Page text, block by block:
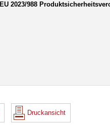
2023/988
Druckansicht